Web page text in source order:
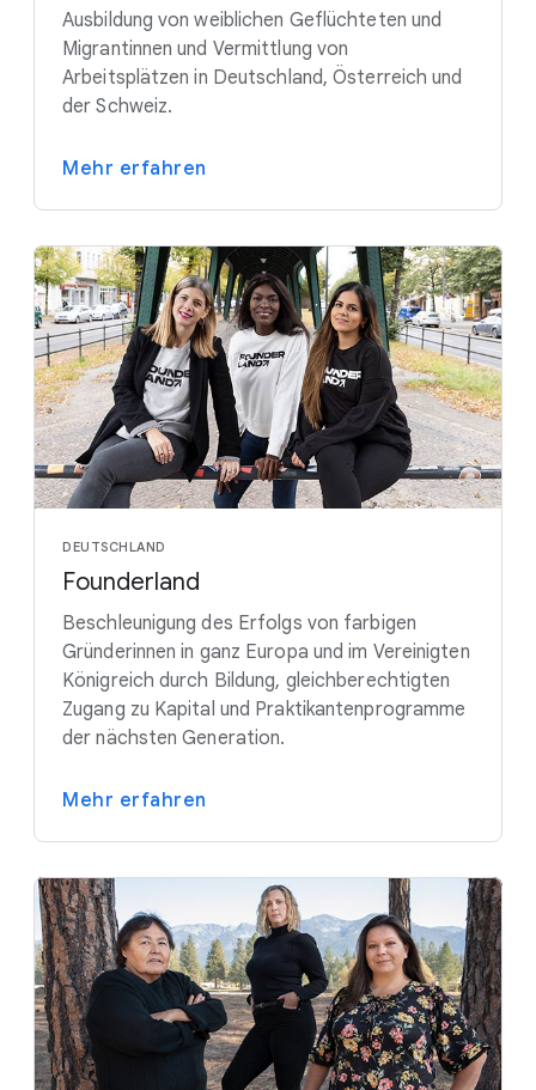
Ausbildung von weiblichen Geflüchteten und
Migrantinnen und Vermittlung von
Arbeitsplätzen in Deutschland, Österreich und
der Schweiz.
Mehr erfahren
DEUTSCHLAND
Founderland
Beschleunigung des Erfolgs von farbigen
Gründerinnen in ganz Europa und im Vereinigten
Königreich durch Bildung, gleichberechtigten
Zugang zu Kapital und Praktikantenprogramme
der nächsten Generation.
Mehr erfahren